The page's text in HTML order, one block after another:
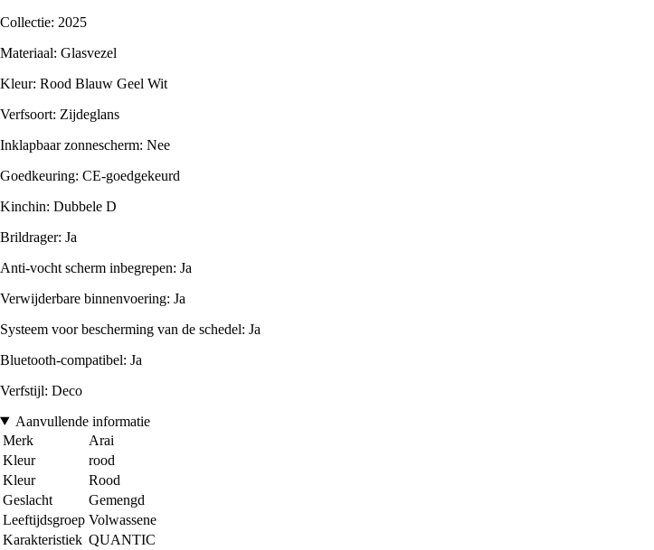
Collectie: 2025
Materiaal: Glasvezel
Kleur: Rood Blauw Geel Wit
Verfsoort: Zijdeglans
Inklapbaar zonnescherm: Nee
Goedkeuring: CE-goedgekeurd
Kinchin: Dubbele D
Brildrager: Ja
Anti-vocht scherm inbegrepen: Ja
Verwijderbare binnenvoering: Ja
Systeem voor bescherming van de schedel: Ja
Bluetooth-compatibel: Ja
Verfstijl: Deco
Aanvullende informatie
Merk
Arai
Kleur
rood
Kleur
Rood
Geslacht
Gemengd
Leeftijdsgroep Volwassene
Karakteristiek QUANTIC